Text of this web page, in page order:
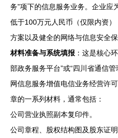
务”项下的信息服务业务。企业应
低于100万元人民币（仅限内资
方案以及健全的网络与信息安全保
材料准备与系统填报 ：这是核心
部政务服务平台”或“四川省通信
网信息服务增值电信业务经营许
章的一系列材料，通常包括：
公司营业执照副本复印件。
公司章程、股权结构图及股东证明